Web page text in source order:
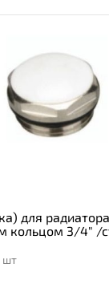
для
кольцом 3/4" /
шт